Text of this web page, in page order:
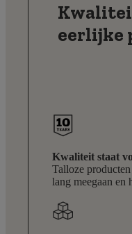
eerlijke
Kwaliteit staat
Talloze
lang meegaan en